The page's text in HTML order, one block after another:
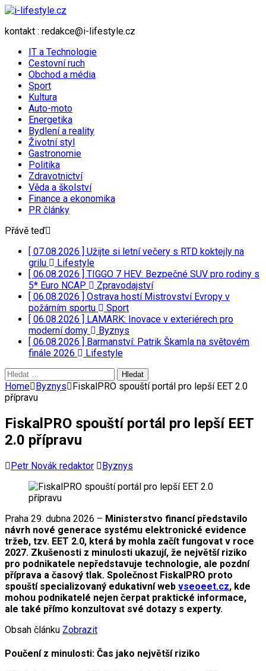
kontakt : redakce@i-lifestyle.cz
IT a Technologie
Cestovní ruch
Obchod a média
Sport
Kultura
Auto-moto
Energetika
Bydlení a reality
Životní styl
Gastronomie
Politika
Zdravotnictví
Věda a školství
Finance a ekonomika
PR články
Přávě teď
[ 07.08.2026 ] Užijte si letní večery s RTD koktejly na
grilu
Lifestyle
[ 06.08.2026 ] TIGGO 7 HEV: Bezpečné SUV pro rodiny s
5* Euro NCAP
Zpravodajství
[ 06.08.2026 ] Ostrava hostí Mistrovství Evropy v
požárním sportu
Sport
[ 06.08.2026 ] LAMARK: Inovace v exteriérech pro
moderní domy
Byznys
[ 06.08.2026 ] Barmanství: Patrik Škamla na světovém
finále 2026
Lifestyle
Vyhledávání
Home Byznys
FiskalPRO spouští portál pro lepší EET 2.0
přípravu
FiskalPRO spouští portál pro lepší EET
2.0 přípravu
Petr Novák redaktor Byznys
Praha 29. dubna 2026 – Ministerstvo financí představilo
návrh nové generace systému elektronické evidence
tržeb, tzv. EET 2.0, která by mohla začít fungovat v roce
2027. Zkušenosti z minulosti ukazují, že největší riziko
pro podnikatele nepředstavuje technologie, ale pozdní
příprava a časový tlak. Společnost FiskalPRO proto
spouští specializovaný edukativní web vseoeet.cz, kde
mohou podnikatelé nejen čerpat praktické informace,
ale také přímo konzultovat své dotazy s experty.
Obsah článku Zobrazit
Poučení z minulosti: Čas jako největší riziko